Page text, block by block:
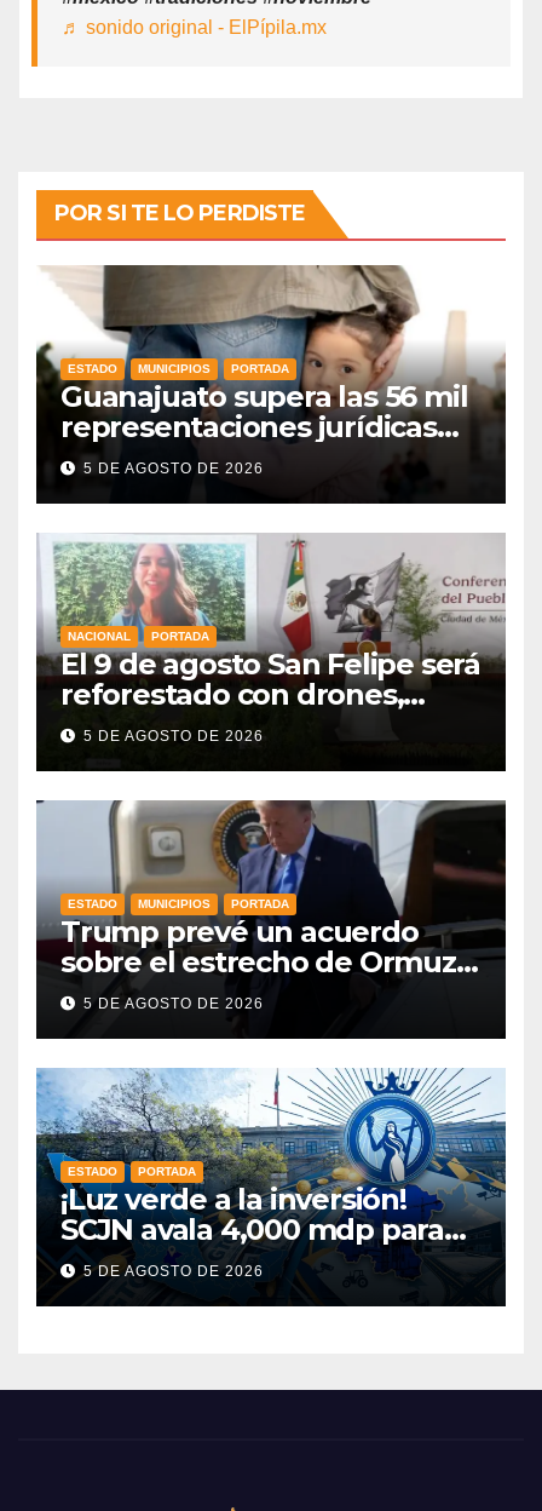
♬ sonido original - ElPípila.mx
POR SI TE LO PERDISTE
ESTADO MUNICIPIOS PORTADA
Guanajuato supera las 56 mil
representaciones jurídicas
para tutelar los derechos de
la niñez
5 DE AGOSTO DE 2026
NACIONAL PORTADA
El 9 de agosto San Felipe será
reforestado con drones,
como parte de la Jornada
Nacional a la que se suma
5 DE AGOSTO DE 2026
ESTADO MUNICIPIOS PORTADA
Trump prevé un acuerdo
sobre el estrecho de Ormuz
esta misma semana
5 DE AGOSTO DE 2026
ESTADO PORTADA
¡Luz verde a la inversión!
SCJN avala 4,000 mdp para
Guanajuato: ¿en qué se usará
este dinero?
5 DE AGOSTO DE 2026